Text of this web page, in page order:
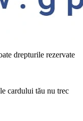
drepturile rezervate
cardului tău nu trec